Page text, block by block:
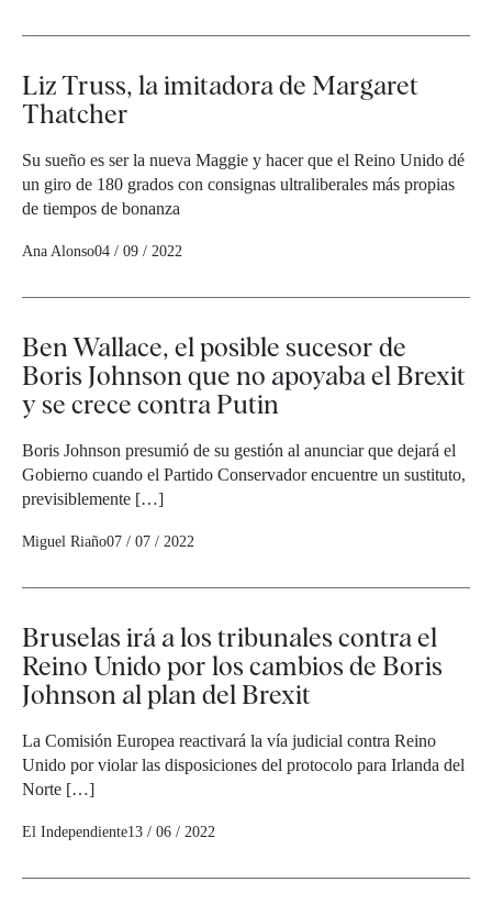
Liz Truss, la imitadora de Margaret
Thatcher
Su sueño es ser la nueva Maggie y hacer que el Reino Unido dé
un giro de 180 grados con consignas ultraliberales más propias
de tiempos de bonanza
Ana Alonso04 / 09 / 2022
Ben Wallace, el posible sucesor de
Boris Johnson que no apoyaba el Brexit
y se crece contra Putin
Boris Johnson presumió de su gestión al anunciar que dejará el
Gobierno cuando el Partido Conservador encuentre un sustituto,
previsiblemente […]
Miguel Riaño07 / 07 / 2022
Bruselas irá a los tribunales contra el
Reino Unido por los cambios de Boris
Johnson al plan del Brexit
La Comisión Europea reactivará la vía judicial contra Reino
Unido por violar las disposiciones del protocolo para Irlanda del
Norte […]
El Independiente13 / 06 / 2022